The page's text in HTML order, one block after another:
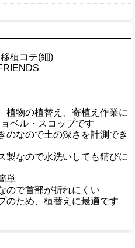
植コテ(細)
植物の植替え、寄植え作業に
ベル・スコップです
のなので土の深さを計測でき
製なので水洗いしても錆びに
単
ので首部が折れにくい
のため、植替えに最適です